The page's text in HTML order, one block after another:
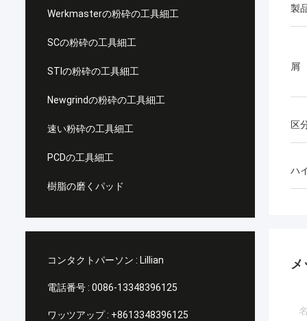
Werkmasterの粉砕の工具細工
SCの粉砕の工具細工
STIの粉砕の工具細工
Newgrindの粉砕の工具細工
速い粉砕の工具細工
PCDの工具細工
樹脂の磨くパッド
コンタクトパーソン : Lillian
電話番号 : 0086-13348396125
ワッツアップ : +8613348396125
製
屑
区
ハ